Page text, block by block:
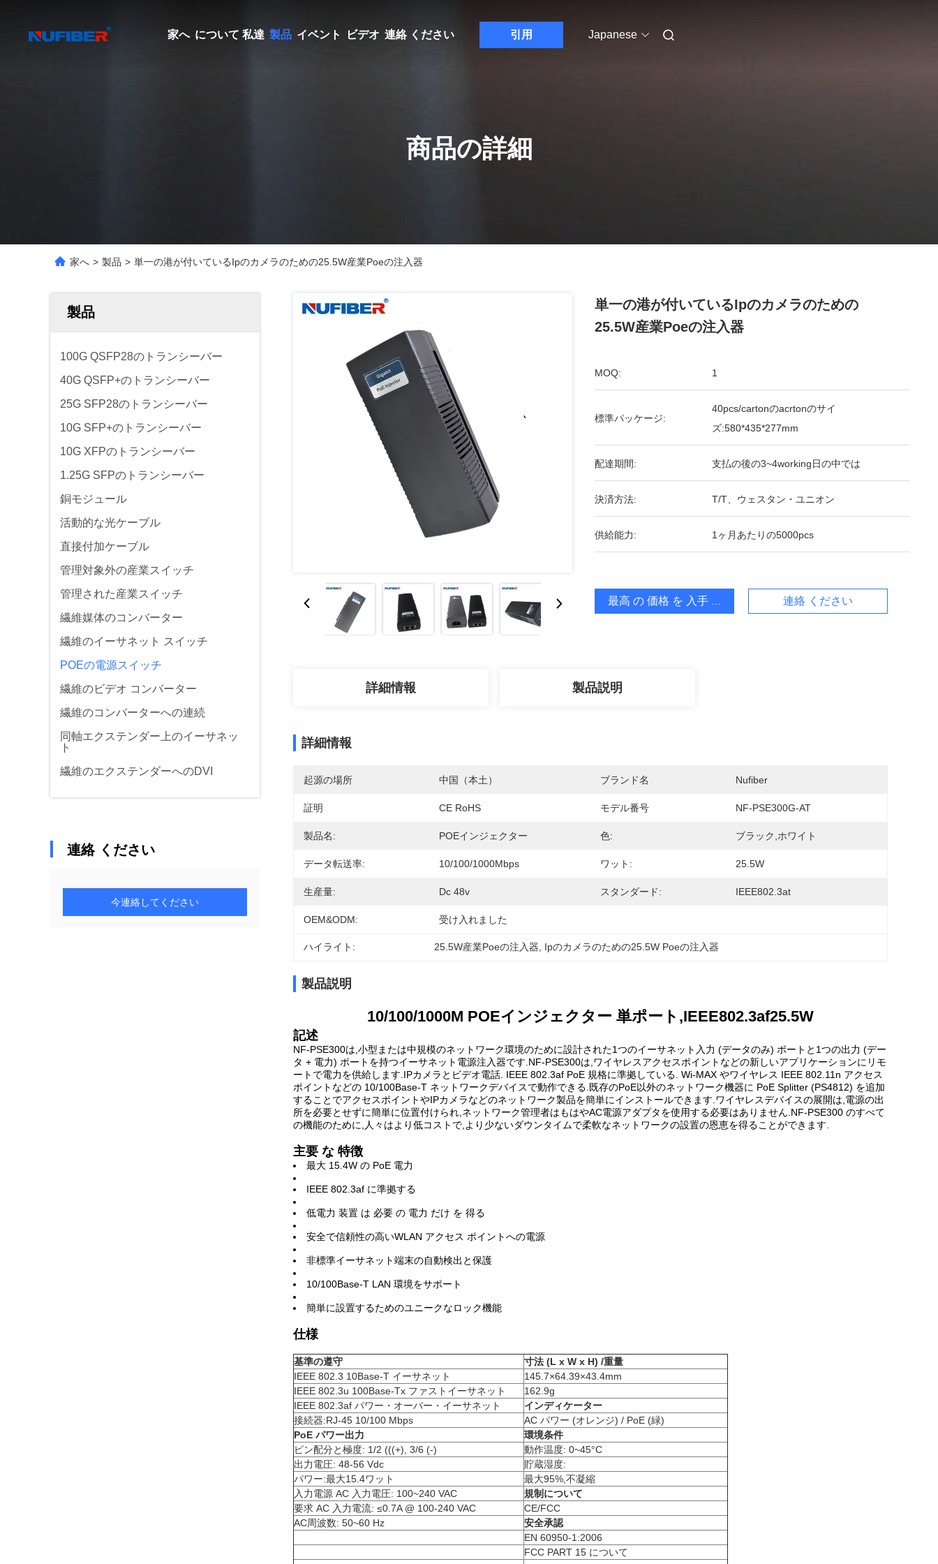
家へ について 私達 製品 イベント ビデオ 連絡 ください 引用 Japanese
商品の詳細
家へ > 製品 > 単一の港が付いているIpのカメラのための25.5W産業Poeの注入器
製品
100G QSFP28のトランシーバー
40G QSFP+のトランシーバー
25G SFP28のトランシーバー
10G SFP+のトランシーバー
10G XFPのトランシーバー
1.25G SFPのトランシーバー
銅モジュール
活動的な光ケーブル
直接付加ケーブル
管理対象外の産業スイッチ
管理された産業スイッチ
繊維媒体のコンバーター
繊維のイーサネット スイッチ
POEの電源スイッチ
繊維のビデオ コンバーター
繊維のコンバーターへの連続
同軸エクステンダー上のイーサネッ
ト
繊維のエクステンダーへのDVI
連絡 ください
今連絡してください
単一の港が付いているIpのカメラのための
25.5W産業Poeの注入器
MOQ: 1
標準パッケージ:
40pcs/cartonのacrtonのサイ
ズ:580*435*277mm
配達期間: 支払の後の3~4working日の中では
決済方法: T/T、ウェスタン・ユニオン
供給能力: 1ヶ月あたりの5000pcs
最高 の 価格 を 入手 する 連絡 ください
詳細情報 製品説明
詳細情報
起源の場所 中国（本土） ブランド名 Nufiber
証明 CE RoHS モデル番号 NF-PSE300G-AT
製品名: POEインジェクター 色: ブラック,ホワイト
データ転送率: 10/100/1000Mbps ワット: 25.5W
生産量: Dc 48v スタンダード: IEEE802.3at
OEM&ODM: 受け入れました
ハイライト: 25.5W産業Poeの注入器 Ipのカメラのための25.5W Poeの注入器
製品説明
10/100/1000M POEインジェクター 単ポート,IEEE802.3af25.5W
記述
NF-PSE300は,小型または中規模のネットワーク環境のために設計された1つのイーサネット入力 (データのみ) ポートと1つの出力 (デー
タ + 電力) ポートを持つイーサネット電源注入器です.NF-PSE300は,ワイヤレスアクセスポイントなどの新しいアプリケーションにリモ
ートで電力を供給します.IPカメラとビデオ電話. IEEE 802.3af PoE 規格に準拠している. Wi-MAX やワイヤレス IEEE 802.11n アクセス
ポイントなどの 10/100Base-T ネットワークデバイスで動作できる.既存のPoE以外のネットワーク機器に PoE Splitter (PS4812) を追加
することでアクセスポイントやIPカメラなどのネットワーク製品を簡単にインストールできます.ワイヤレスデバイスの展開は,電源の出
所を必要とせずに簡単に位置付けられ,ネットワーク管理者はもはやAC電源アダプタを使用する必要はありません.NF-PSE300 のすべて
の機能のために,人々はより低コストで,より少ないダウンタイムで柔軟なネットワークの設置の恩恵を得ることができます.
主要 な 特徴
最大 15.4W の PoE 電力
IEEE 802.3af に準拠する
低電力 装置 は 必要 の 電力 だけ を 得る
安全で信頼性の高いWLAN アクセス ポイントへの電源
非標準イーサネット端末の自動検出と保護
10/100Base-T LAN 環境をサポート
簡単に設置するためのユニークなロック機能
仕様
基準の遵守
寸法 (L x W x H) /重量
IEEE 802.3 10Base-T イーサネット
145.7×64.39×43.4mm
IEEE 802.3u 100Base-Tx ファストイーサネット
162.9g
IEEE 802.3af パワー・オーバー・イーサネット
インディケーター
接続器:RJ-45 10/100 Mbps
AC パワー (オレンジ) / PoE (緑)
PoE パワー出力
環境条件
ピン配分と極度: 1/2 (((+), 3/6 (-)
動作温度: 0~45°C
出力電圧: 48-56 Vdc
貯蔵湿度:
パワー:最大15.4ワット
最大95%,不凝縮
入力電源 AC 入力電圧: 100~240 VAC
規制について
要求 AC 入力電流: ≤0.7A @ 100-240 VAC
CE/FCC
AC周波数: 50~60 Hz
安全承認
EN 60950-1:2006
FCC PART 15 について